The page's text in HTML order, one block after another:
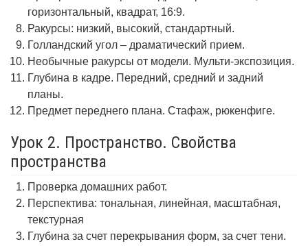
горизонтальный, квадрат, 16:9.
Ракурсы: низкий, высокий, стандартный.
Голландский угол – драматический прием.
Необычные ракурсы от модели. Мульти-экспозиция.
Глубина в кадре. Передний, средний и задний
планы.
Предмет переднего плана. Стафаж, рюкенфиге.
Урок 2. Пространство. Свойства
пространства
Проверка домашних работ.
Перспектива: тональная, линейная, масштабная,
текстурная
Глубина за счет перекрывания форм, за счет тени.